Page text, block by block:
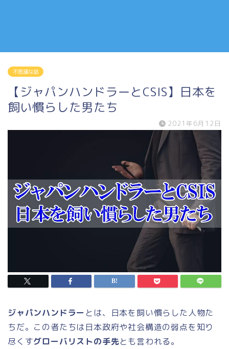
不思議な話
【ジャパンハンドラーとCSIS】日本を
飼い慣らした男たち
2021年6月12日
ジャパンハンドラーとは、日本を飼い慣らした人物た
ちだ。この者たちは日本政府や社会構造の弱点を知り
尽くすグローバリストの手先とも言われる。